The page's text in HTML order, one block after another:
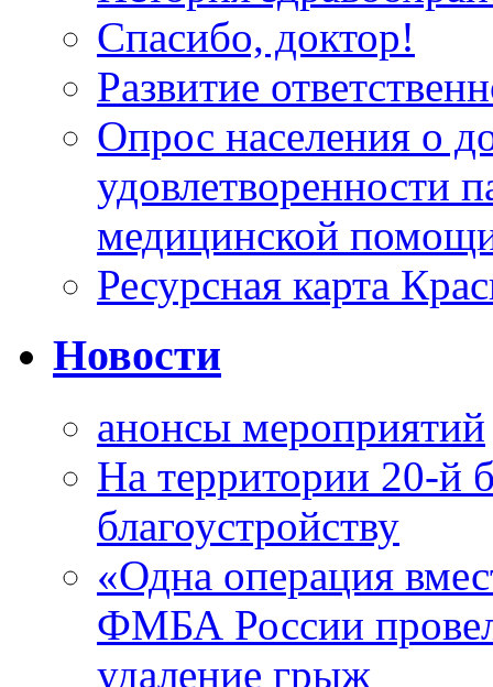
Спасибо, доктор!
Развитие
Опрос населения о
удовлетворенности
медицинской
Ресурсная карта
Новости
анонсы мероприятий
На территории 20-й
благоустройству
«Одна операция
ФМБА России
удаление грыж